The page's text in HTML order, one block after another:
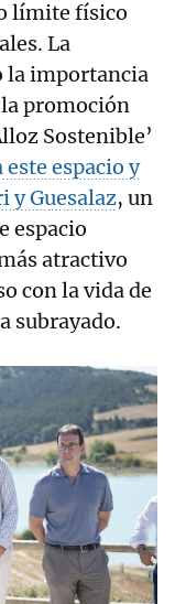
límite físico
La
la importancia
promoción
Sostenible’
espacio y
y Guesalaz, un
espacio
atractivo
con la vida de
subrayado.